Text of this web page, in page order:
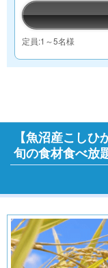
定員:1～5名様
【魚沼産こし
旬の食材食べ放